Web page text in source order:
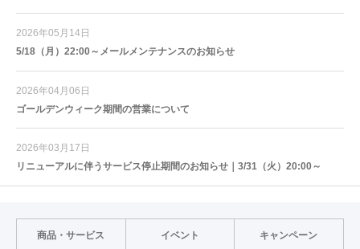
2026年05月14日
5/18（月）22:00～メールメンテナンスのお知らせ
2026年04月06日
ゴールデンウィーク期間の営業について
2026年03月17日
リニューアルに伴うサービス停止期間のお知らせ｜3/31（火）20:00～
商品・サービス イベント キャンペーン